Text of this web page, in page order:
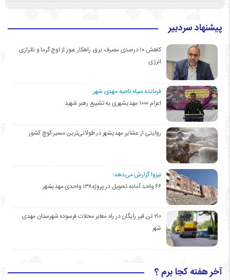
پیشنهاد سردبیر
کاهش ۱۰ درصدی مصرف برق، راهکار عبور از اوج گرما و ناترازی
انرژی
فرمانده سپاه ناحیه مهدی شهر:
اعزام ۱۰۰۰ مهدیشهری به تشییع رهبر شهید
روایتی از عشایر مهدیشهر در طولانی‌ترین مسیر کوچ کشور
نیزوا گزارش می‌دهد؛
۶۶ واحد آماده تحویل در پروژه۱۳۸ واحدی مهدیشهر
۲۱۰ تن قیر رایگان در راه معابر محلات فرسوده شهرستان مهدی
شهر
آخر هفته کجا برم ؟